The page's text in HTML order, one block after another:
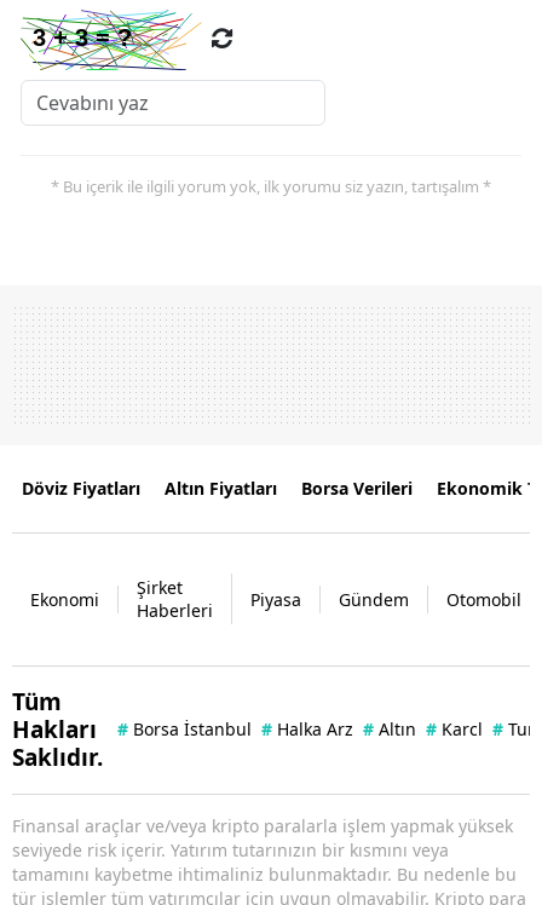
* Bu içerik ile ilgili yorum yok, ilk yorumu siz yazın, tartışalım *
Döviz Fiyatları Altın Fiyatları Borsa Verileri Ekonomik
Ekonomi
Şirket
Haberleri
Piyasa Gündem Otomobil
Tüm
Hakları
Saklıdır.
# Borsa İstanbul # Halka Arz # Altın # Karcl #
Finansal araçlar ve/veya kripto paralarla işlem yapmak yüksek
seviyede risk içerir. Yatırım tutarınızın bir kısmını veya
tamamını kaybetme ihtimaliniz bulunmaktadır. Bu nedenle bu
tür işlemler tüm yatırımcılar için uygun olmayabilir. Kripto para